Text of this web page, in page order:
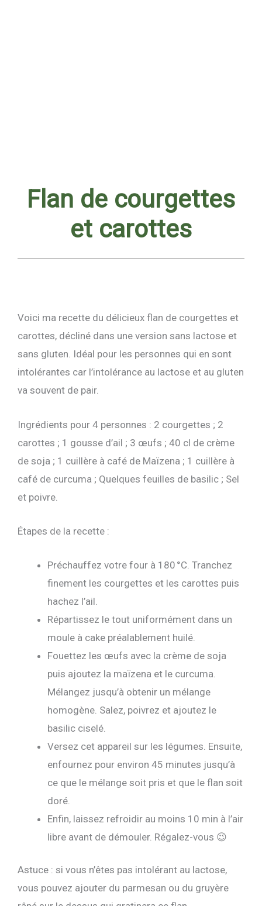
Flan de courgettes
et carottes
Voici ma recette du délicieux flan de courgettes et
carottes, décliné dans une version sans lactose et
sans gluten. Idéal pour les personnes qui en sont
intolérantes car l’intolérance au lactose et au gluten
va souvent de pair.
Ingrédients pour 4 personnes : 2 courgettes ; 2
carottes ; 1 gousse d’ail ; 3 œufs ; 40 cl de crème
de soja ; 1 cuillère à café de Maïzena ; 1 cuillère à
café de curcuma ; Quelques feuilles de basilic ; Sel
et poivre.
Étapes de la recette :
Préchauffez votre four à 180 °C. Tranchez
finement les courgettes et les carottes puis
hachez l’ail.
Répartissez le tout uniformément dans un
moule à cake préalablement huilé.
Fouettez les œufs avec la crème de soja
puis ajoutez la maïzena et le curcuma.
Mélangez jusqu’à obtenir un mélange
homogène. Salez, poivrez et ajoutez le
basilic ciselé.
Versez cet appareil sur les légumes. Ensuite,
enfournez pour environ 45 minutes jusqu’à
ce que le mélange soit pris et que le flan soit
doré.
Enfin, laissez refroidir au moins 10 min à l’air
libre avant de démouler. Régalez-vous 😉
Astuce : si vous n’êtes pas intolérant au lactose,
vous pouvez ajouter du parmesan ou du gruyère